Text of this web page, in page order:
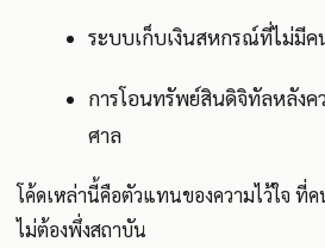
ระบบเก็บเงินสหกรณ์ที่ไม่มีค
การโอนทรัพย์สินดิจิทัลหลังค
ศาล
โค้ดเหล่านี้คือตัวแทนของความไว้ใจ ที่ค
ไม่ต้องพึ่งสถาบัน